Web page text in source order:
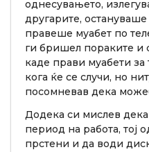
однесувањето,
другарите,
правеше муабет по
ги бришел пораките и
каде прави муабети за
кога ќе се случи, но
посомневав дека
Додека си мислев
период на работа, тој
прстени и да води